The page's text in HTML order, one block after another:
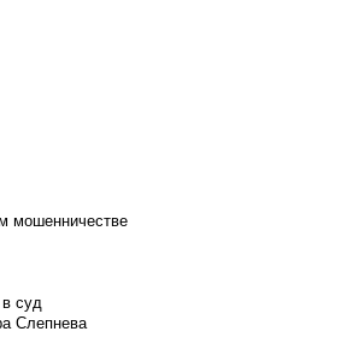
мошенничестве
суд
Слепнева